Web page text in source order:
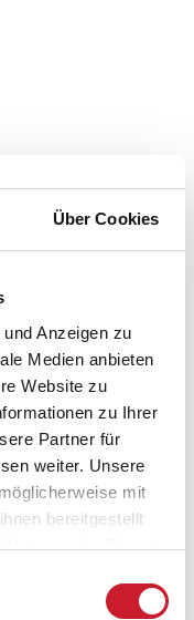
Über Cookies
Anzeigen zu
Medien anbieten
Website zu
zu Ihrer
Partner für
weiter. Unsere
mit
bereitgestellt
der Dienste
anklicken
Preis angezeigt
des
ergeben